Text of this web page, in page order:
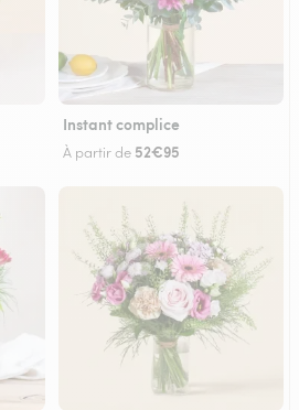
Instant complice
À partir de 52€95